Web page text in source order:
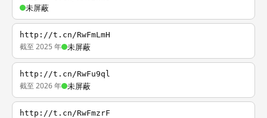
未屏蔽
http://t.cn/RwFmLmH
截至 2025 年 未屏蔽
http://t.cn/RwFu9ql
截至 2026 年 未屏蔽
http://t.cn/RwFmzrF